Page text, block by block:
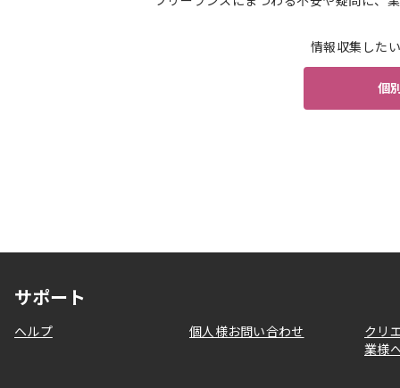
情報収集した
個
サポート
ヘルプ 個人様お問い合わせ
クリ
業様